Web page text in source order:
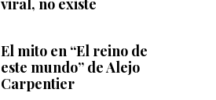
viral, no existe
El mito en “El reino de
este mundo” de Alejo
Carpentier